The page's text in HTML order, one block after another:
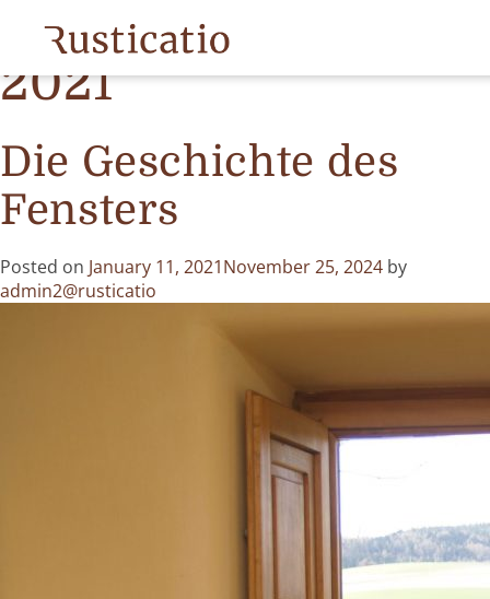
Month:January
2021
Die Geschichte des
Fensters
Posted on January 11, 2021November 25, 2024 by
admin2@rusticatio